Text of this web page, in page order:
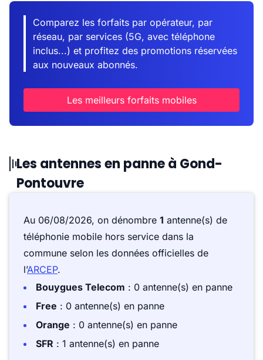
Comparez les forfaits par opérateur, par
réseau, par services (5G, avec téléphone
inclus...) et profitez des promotions réservées
aux nouveaux abonnés.
Les meilleurs forfaits mobiles
Les antennes en panne à Gond-
Pontouvre
Au 06/08/2026, on dénombre 1 antenne(s) de
téléphonie mobile hors service dans la
commune selon les données officielles de
l’ARCEP.
Bouygues Telecom : 0 antenne(s) en panne
Free : 0 antenne(s) en panne
Orange : 0 antenne(s) en panne
SFR : 1 antenne(s) en panne